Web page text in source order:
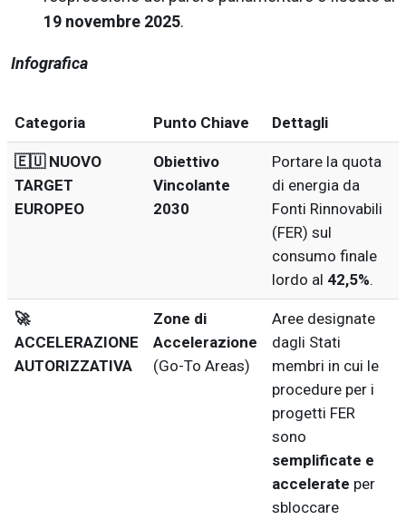
19 novembre 2025.
Infografica
Categoria Punto Chiave Dettagli
🇪🇺 NUOVO
TARGET
EUROPEO
Obiettivo
Vincolante
2030
Portare la quota
di energia da
Fonti Rinnovabili
(FER) sul
consumo finale
lordo al 42,5%.
🚀
ACCELERAZIONE
AUTORIZZATIVA
Zone di
Accelerazione
(Go-To Areas)
Aree designate
dagli Stati
membri in cui le
procedure per i
progetti FER
sono
semplificate e
accelerate per
sbloccare